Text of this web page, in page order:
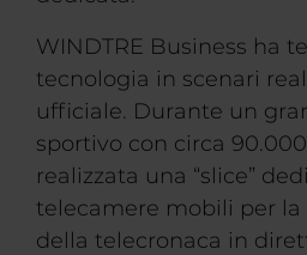
WINDTRE Business ha
tecnologia in scenari
ufficiale. Durante un
sportivo con circa
realizzata una “slice”
telecamere mobili per
della telecronaca in